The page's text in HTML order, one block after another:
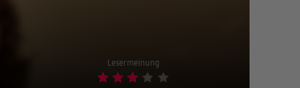
Lesermeinung